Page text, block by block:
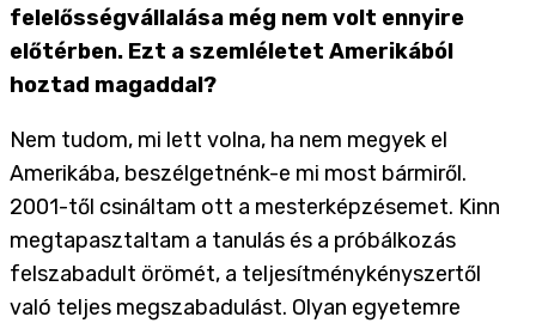
felelősségvállalása még nem volt ennyire
előtérben. Ezt a szemléletet Amerikából
hoztad magaddal?
Nem tudom, mi lett volna, ha nem megyek el
Amerikába, beszélgetnénk-e mi most bármiről.
2001-től csináltam ott a mesterképzésemet. Kinn
megtapasztaltam a tanulás és a próbálkozás
felszabadult örömét, a teljesítménykényszertől
való teljes megszabadulást. Olyan egyetemre